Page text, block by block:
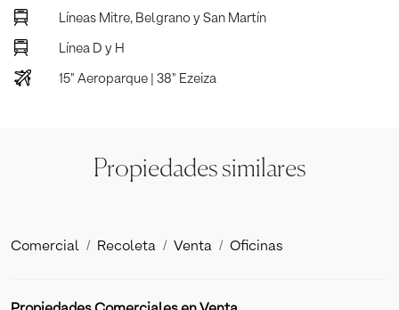
Líneas Mitre, Belgrano y San Martín
Línea D y H
15" Aeroparque | 38" Ezeiza
Propiedades similares
Comercial Recoleta Venta Oficinas